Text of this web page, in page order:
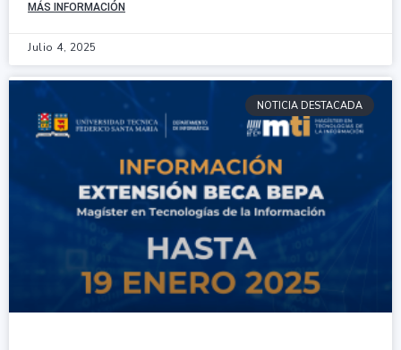
MÁS INFORMACIÓN
Julio 4, 2025
NOTICIA DESTACADA